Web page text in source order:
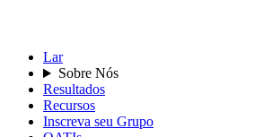
Lar
Sobre Nós
Resultados
Recursos
Inscreva seu Grupo